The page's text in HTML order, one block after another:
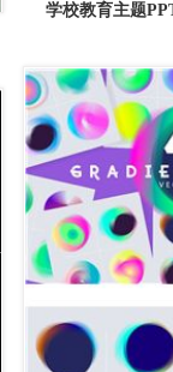
学校教育主题